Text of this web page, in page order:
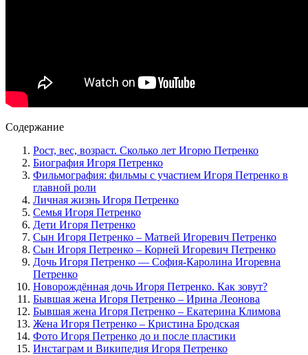
Содержание
Рост, вес, возраст. Сколько лет Игорю Петренко
Биография Игоря Петренко
Фильмография: фильмы с участием Игоря Петренко в
главной роли
Личная жизнь Игоря Петренко
Семья Игоря Петренко
Дети Игоря Петренко
Сын Игоря Петренко – Матвей Игоревич Петренко
Сын Игоря Петренко – Корней Игоревич Петренко
Дочь Игоря Петренко — София-Каролина Игоревна
Петренко
Новорождённая дочь Игоря Петренко. Как зовут?
Бывшая жена Игоря Петренко – Ирина Леонова
Бывшая жена Игоря Петренко – Екатерина Климова
Жена Игоря Петренко – Кристина Бродская
Фото Игоря Петренко до и после пластики
Инстаграм и Википедия Игоря Петренко